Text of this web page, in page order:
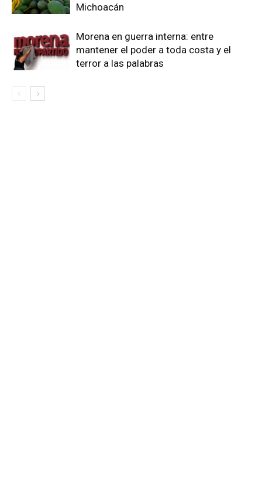
Michoacán
Morena en guerra interna: entre
mantener el poder a toda costa y el
terror a las palabras